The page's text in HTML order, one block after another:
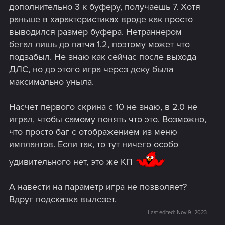
дополнительно 3 к буферу, получаешь 7. Хотя
раньше в характеристиках вроде как просто
выводился размер буфера. Нетраннером
бегал лишь до патча 1.2, поэтому может что
подзабыл. Не знаю как сейчас после выхода
ДЛС, но до этого игра через деку была
максимально уныла.
Насчет первого скрина с 10 не знаю, в 2.0 не
играл, чтобы самому понять что это. Возможно,
что просто баг с отображением из меню
имплантов. Если так, то тут ничего особо
удивительного нет, это же КП
А навести на параметр игра не позволяет?
Вдруг подсказка вылезет.
Last edited: Nov 9, 2023